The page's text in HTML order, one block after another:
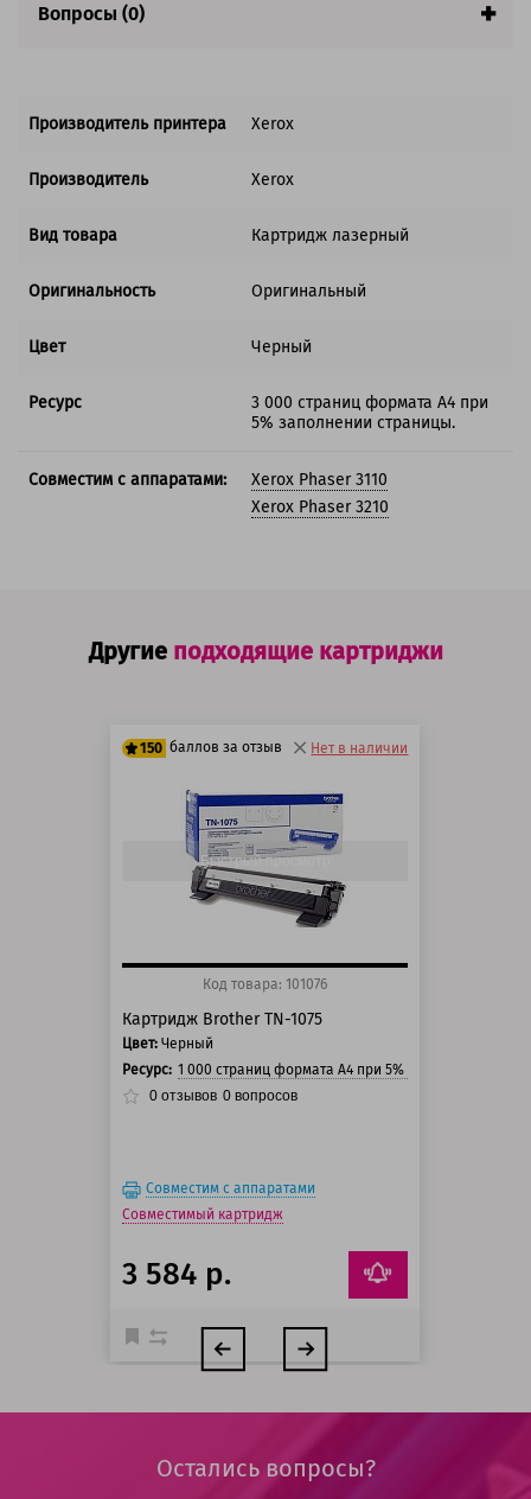
Вопросы (0)
Производитель принтера Xerox
Производитель Xerox
Вид товара Картридж лазерный
Оригинальность Оригинальный
Цвет Черный
Ресурс
3 000 страниц формата А4 при
5% заполнении страницы.
Совместим с аппаратами:
Xerox Phaser 3110
Xerox Phaser 3210
Другие подходящие картриджи
150 баллов за отзыв
125 баллов
150 баллов
Нет в наличии
Быстрый просмотр
Код товара: 101076
Картридж Brother TN-1075
Цвет: Черный
Ресурс: 1 000 страниц формата А4 при 5% заполнении
0 отзывов 0 вопросов
Совместим с аппаратами
Совместимый картридж
3 584 р.
Остались вопросы?